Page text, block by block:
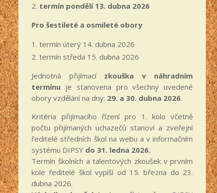
termín pondělí 13. dubna 2026
Pro šestileté a osmileté obory
termín úterý 14. dubna 2026
termín středa 15. dubna 2026
Jednotná přijímací zkouška v náhradním
termínu je stanovena pro všechny uvedené
obory vzdělání na dny: 29. a 30. dubna 2026.
Kritéria přijímacího řízení pro 1. kolo včetně
počtu přijímaných uchazečů stanoví a zveřejní
ředitelé středních škol na webu a v informačním
systému DIPSY do 31. ledna 2026.
Termín školních a talentových zkoušek v prvním
kole ředitelé škol vypíší od 15. března do 23.
dubna 2026.